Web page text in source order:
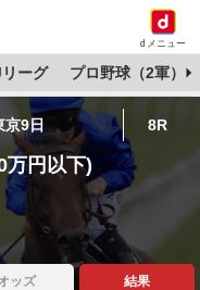
dメニュー
ーグ プロ野球（2軍）
9日 8R
万円以下)
ッズ 結果